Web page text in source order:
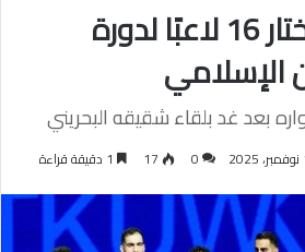
اتحاد «اليد» يختار 16 لاعبًا لدورة
الإسلامي
بعد غد بلقاء شقيقه البحريني
0
17